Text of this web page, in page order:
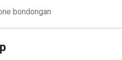
bondongan